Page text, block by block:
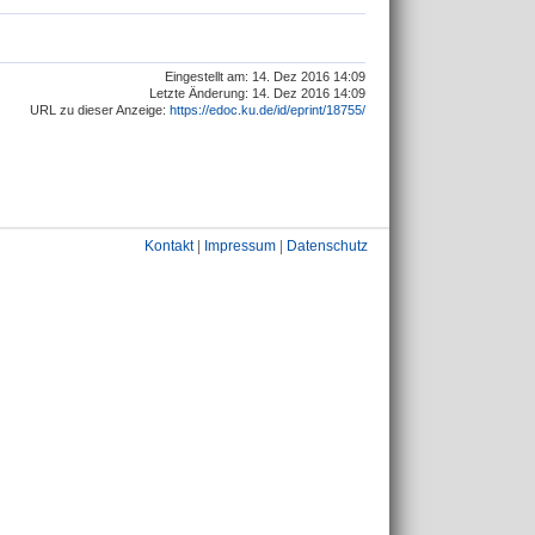
Eingestellt am: 14. Dez 2016 14:09
Letzte Änderung: 14. Dez 2016 14:09
URL zu dieser Anzeige: https://edoc.ku.de/id/eprint/18755/
Kontakt| Impressum Datenschutz